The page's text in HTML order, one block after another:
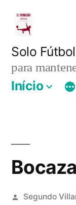
para
conteúdo
Solo Fútbol
para
Início
Publicado
Segundo